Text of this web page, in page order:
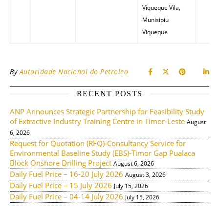
Viqueque Vila,
Munisipiu
Viqueque
ByAutoridade Nacional do Petroleo
RECENT POSTS
ANP Announces Strategic Partnership for Feasibility Study
of Extractive Industry Training Centre in Timor-Leste August
6, 2026
Request for Quotation (RFQ)-Consultancy Service for
Environmental Baseline Study (EBS)-Timor Gap Pualaca
Block Onshore Drilling Project August 6, 2026
Daily Fuel Price – 16-20 July 2026 August 3, 2026
Daily Fuel Price – 15 July 2026 July 15, 2026
Daily Fuel Price – 04-14 July 2026 July 15, 2026